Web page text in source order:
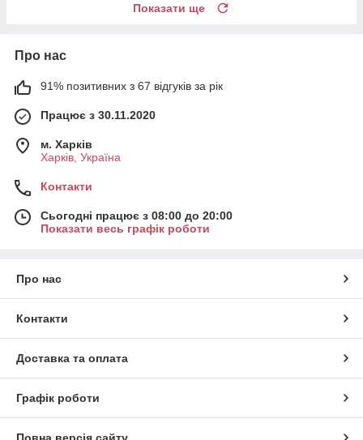
Показати ще
Про нас
91% позитивних з 67 відгуків за рік
Працює з 30.11.2020
м. Харків
Харків, Україна
Контакти
Сьогодні працює з 08:00 до 20:00
Показати весь графік роботи
Про нас
Контакти
Доставка та оплата
Графік роботи